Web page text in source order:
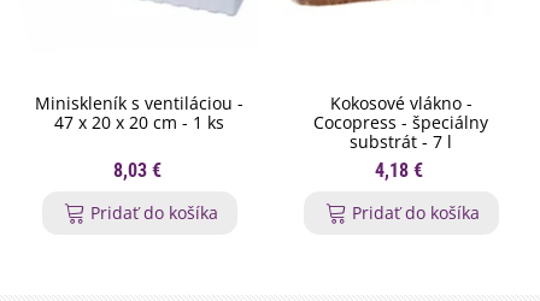
Miniskleník s ventiláciou -
47 x 20 x 20 cm - 1 ks
8,03 €
Pridať do košíka
Kokosové vlákno -
Cocopress - špeciálny
substrát - 7 l
4,18 €
Pridať do košíka